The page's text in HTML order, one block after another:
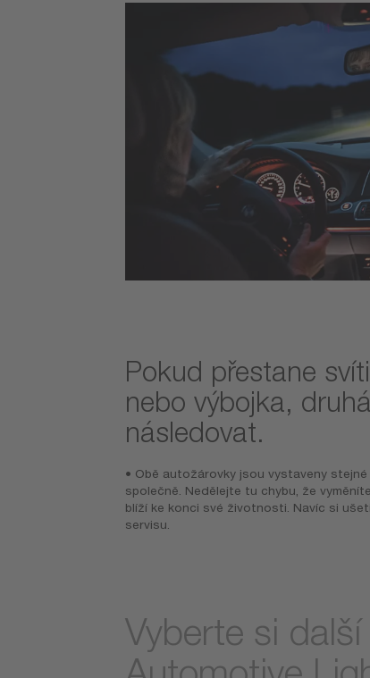
Pokud přestane
nebo výbojka,
následovat.
• Obě autožárovky jsou vystaveny
společně. Nedělejte tu chybu, že
blíží ke konci své životnosti. Navíc si
servisu.
Vyberte si